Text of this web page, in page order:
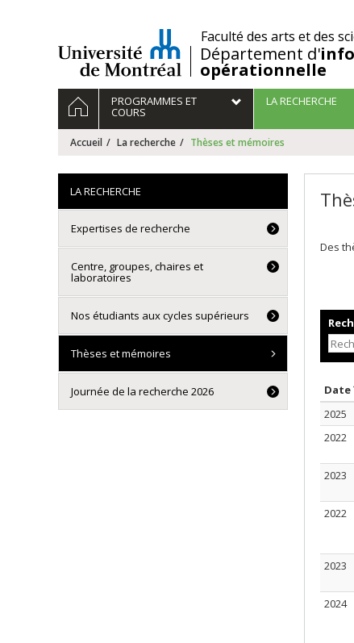
/Faculté des arts et des
Département d'
opérationnelle
Navigation
principale
ACCUEILPROGRAMMES ET
COURS
LA RECHERCHE
Accueil La recherche Thèses et mémoires
Des
Date
2025
2022
2023
2022
2023
2024
LA RECHERCHE
Expertises de recherche
Centre, groupes, chaires et
laboratoires
Nos étudiants aux cycles supérieurs
Thèses et mémoires
Journée de la recherche 2026